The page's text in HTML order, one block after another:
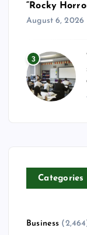
“Rocky
August 6, 2026
3
Categories
Business